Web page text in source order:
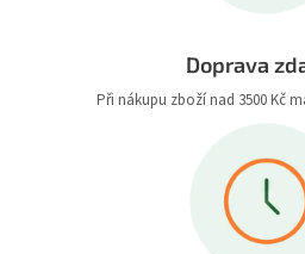
Doprava
Při nákupu zboží nad 3500 Kč